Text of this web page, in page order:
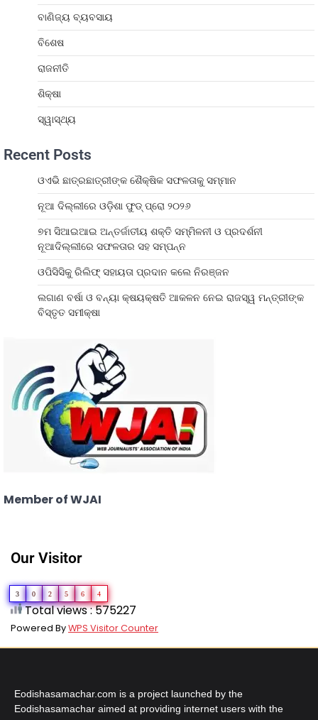
ବାଣିଜ୍ୟ ବ୍ୟବସାୟ
ବିଶେଷ
ରାଜନୀତି
ଶିକ୍ଷା
ସ୍ୱାସ୍ଥ୍ୟ
Recent Posts
ଓଏଭି ଛାତ୍ରଛାତ୍ରୀଙ୍କ ଶୈକ୍ଷିକ ସଫଳତାକୁ ସମ୍ମାନ
ନୂଆ ଦିଲ୍ଲୀରେ ଓଡ଼ିଶା ଫୁଡ୍ ପ୍ରୋ ୨୦୨୬
୭ମ ସିଆଇଆଇ ଅନ୍ତର୍ଜାତୀୟ ଶକ୍ତି ସମ୍ମିଳନୀ ଓ ପ୍ରଦର୍ଶନୀ
ନୂଆଦିଲ୍ଲୀରେ ସଫଳତାର ସହ ସମ୍ପନ୍ନ
ଓପିସିସିକୁ ରିଲିଫ୍ ସହାୟତା ପ୍ରଦାନ କଲେ ନିରଞ୍ଜନ
ଲଗାଣ ବର୍ଷା ଓ ବନ୍ୟା କ୍ଷୟକ୍ଷତି ଆକଳନ ନେଇ ରାଜସ୍ୱ ମନ୍ତ୍ରୀଙ୍କ
ବିସ୍ତୃତ ସମୀକ୍ଷା
Member of WJAI
Our Visitor
3 0 2 5 6 4
Total views : 575227
Powered ByWPS Visitor Counter
Eodishasamachar.com is a project launched by the
Eodishasamachar aimed at providing internet users with the